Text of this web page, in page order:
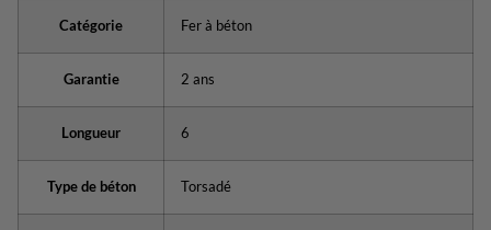
Catégorie Fer à béton
Garantie 2 ans
Longueur 6
Type de béton Torsadé